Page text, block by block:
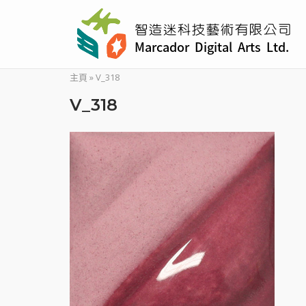
主頁 »V_318
V_318